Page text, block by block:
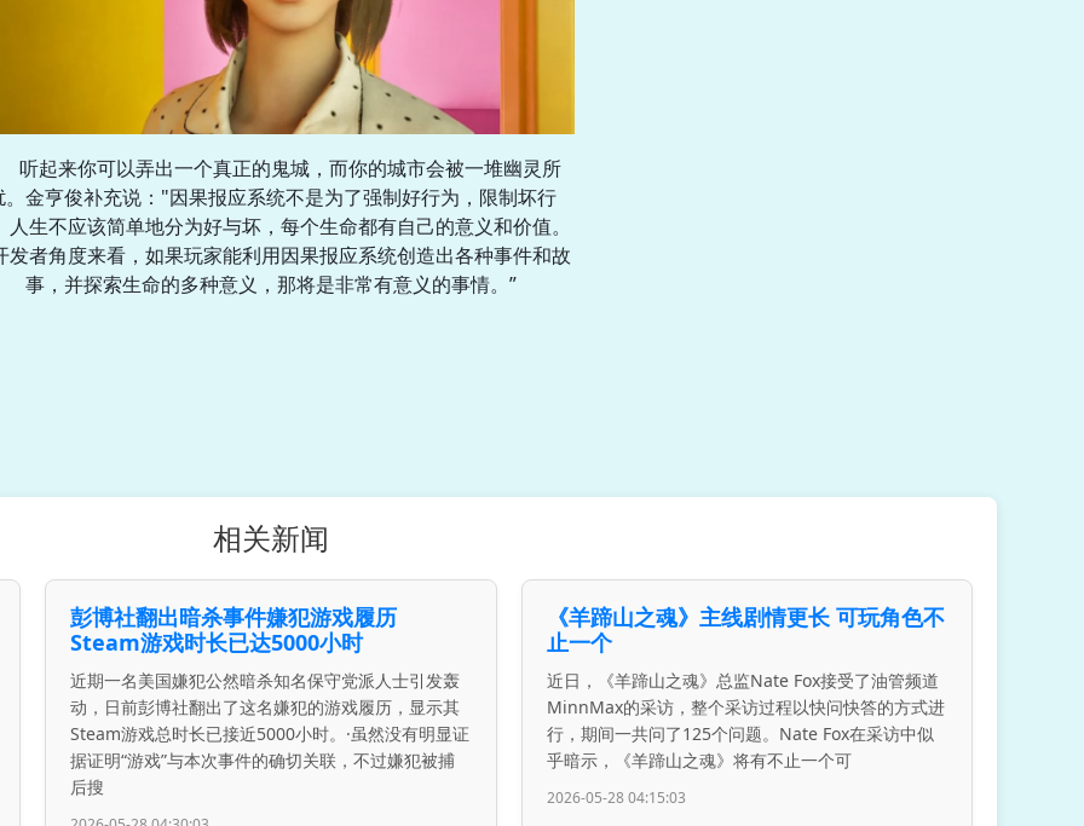
听起来你可以弄出一个真正的鬼城，而你的城市会被一堆幽灵所
。金亨俊补充说："因果报应系统不是为了强制好行为，限制坏行
人生不应该简单地分为好与坏，每个生命都有自己的意义和价值。
发者角度来看，如果玩家能利用因果报应系统创造出各种事件和故
事，并探索生命的多种意义，那将是非常有意义的事情。”
相关新闻
彭博社翻出暗杀事件嫌犯游戏履历
Steam游戏时长已达5000小时
近期一名美国嫌犯公然暗杀知名保守党派人士引发轰
动，日前彭博社翻出了这名嫌犯的游戏履历，显示其
Steam游戏总时长已接近5000小时。·虽然没有明显证
据证明“游戏”与本次事件的确切关联，不过嫌犯被捕
后搜
《羊蹄山之魂》主线剧情更长 可玩角色不
止一个
近日，《羊蹄山之魂》总监Nate Fox接受了油管频道
MinnMax的采访，整个采访过程以快问快答的方式进
行，期间一共问了125个问题。Nate Fox在采访中似
乎暗示，《羊蹄山之魂》将有不止一个可
2026-05-28 04:15:03